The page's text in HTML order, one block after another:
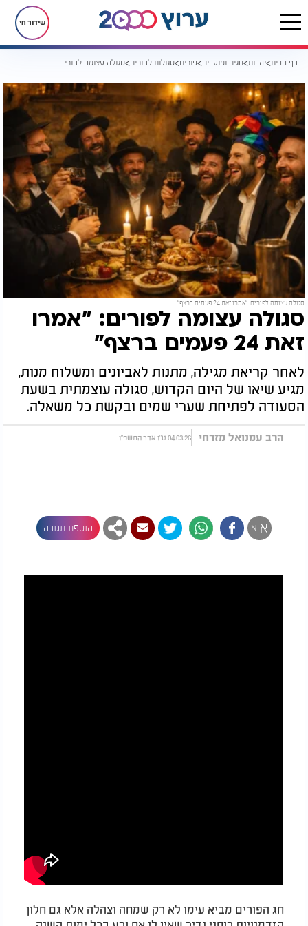
שידור חי
דף הבית יהדות חגים ומועדים פורים סגולות לפורים סגולה עצומה לפורים: "אמרו זאת 24 פעמים ברצף"
סגולה עצומה לפורים: "אמרו זאת 24 פעמים ברצף"
סגולה עצומה לפורים: "אמרו
זאת 24 פעמים ברצף"
לאחר קריאת מגילה, מתנות לאביונים ומשלוח מנות,
מגיע שיאו של היום הקדוש, סגולה עוצמתית בשעת
הסעודה לפתיחת שערי שמים ובקשת כל משאלה.
הרב עמנואל מזרחי 04.03.26 ט"ו אדר התשפ"ו
א א הוספת תגובה
חג הפורים מביא עימו לא רק שמחה וצהלה אלא גם חלון